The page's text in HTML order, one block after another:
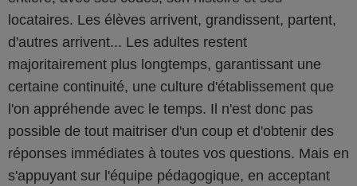
locataires. Les élèves arrivent, grandissent, partent,
d'autres arrivent... Les adultes restent
majoritairement plus longtemps, garantissant une
certaine continuité, une culture d'établissement que
l'on appréhende avec le temps. Il n'est donc pas
possible de tout maitriser d'un coup et d'obtenir des
réponses immédiates à toutes vos questions. Mais en
s'appuyant sur l'équipe pédagogique, en acceptant